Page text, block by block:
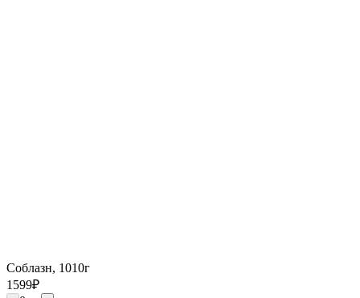
Соблазн, 1010г
1599₽